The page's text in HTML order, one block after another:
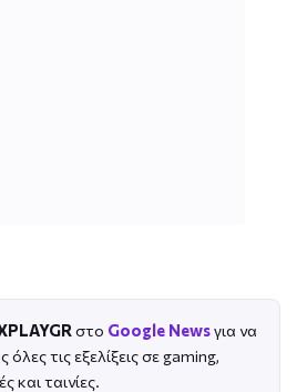
στο Google Newsγια να
τις εξελίξεις σε gaming,
και ταινίες.